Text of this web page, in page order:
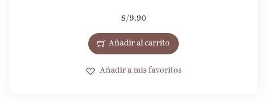
S/9.90
Añadir al carrito
Añadir a mis favoritos